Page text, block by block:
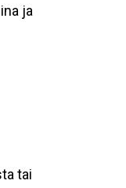
ja
tai